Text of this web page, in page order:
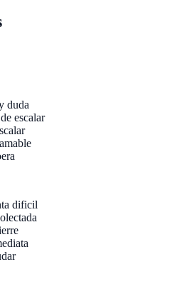
duda
escalar
dificil